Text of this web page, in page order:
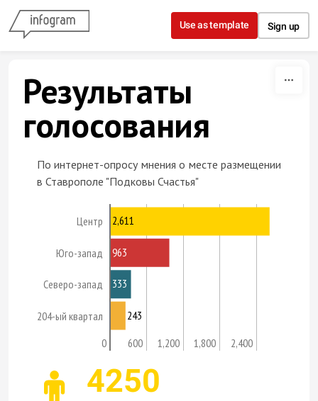
Skip to content
Use as template Sign up
Результаты
голосования
По интернет-опросу мнения о месте размещении
в Ставрополе "Подковы Счастья"
Центр
Юго-запад
Северо-запад
204-ый квартал
0 600 1,200 1,800 2,400
2,611
963
333
243
4250